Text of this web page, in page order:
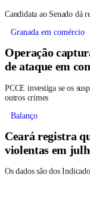
Candidata ao Senado dá
Granada em comércio
Operação
de ataque em
PCCE investiga se os
outros crimes
Balanço
Ceará registra
violentas em
Os dados são dos